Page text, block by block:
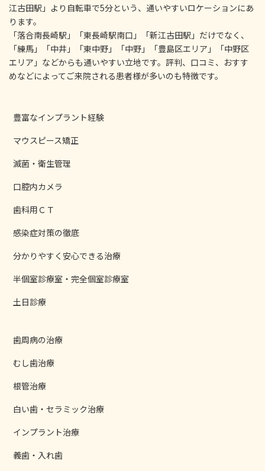
江古田駅」より自転車で5分という、通いやすいロケーションにあ
ります。
「落合南長崎駅」「東長崎駅南口」「新江古田駅」だけでなく、
「練馬」「中井」「東中野」「中野」「豊島区エリア」「中野区
エリア」などからも通いやすい立地です。評判、口コミ、おすす
めなどによってご来院される患者様が多いのも特徴です。
豊富なインプラント経験
マウスピース矯正
滅菌・衛生管理
口腔内カメラ
歯科用ＣＴ
感染症対策の徹底
分かりやすく安心できる治療
半個室診療室・完全個室診療室
土日診療
歯周病の治療
むし歯治療
根管治療
白い歯・セラミック治療
インプラント治療
義歯・入れ歯